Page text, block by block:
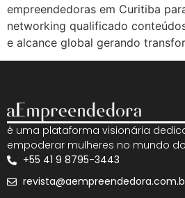
empreendedoras em Curitiba
networking qualificado
e alcance global gerando
é uma plataforma visionária
empoderar mulheres no mundo
+55 41 9 8795-3443